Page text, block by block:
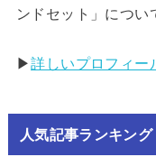
ンドセット」につい
▶︎詳しいプロフィー
人気記事ランキング